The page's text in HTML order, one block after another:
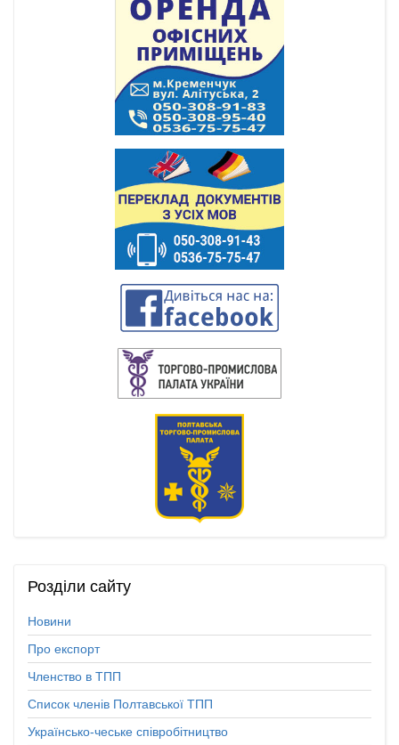
Розділи сайту
Новини
Про експорт
Членство в ТПП
Список членів Полтавської ТПП
Українсько-чеське співробітництво